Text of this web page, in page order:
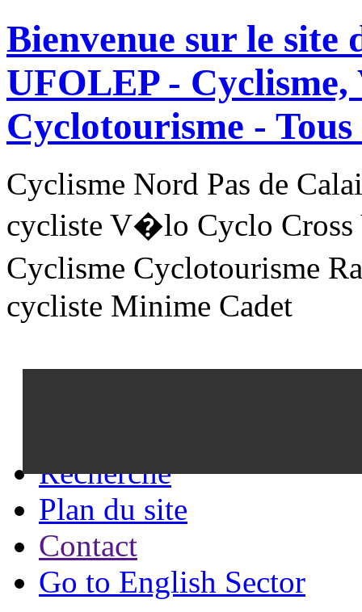
Bienvenue sur le site
UFOLEP -
Cyclotourisme -
Cyclisme Nord Pas de
cycliste V�lo Cyclo Cross
Cyclisme Cyclotourisme
cycliste Minime Cadet
Recherche
Plan du site
Contact
Go to English Sector